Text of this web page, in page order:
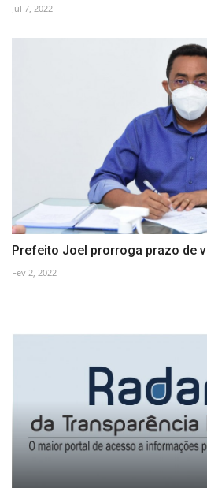
Jul 7, 2022
Prefeito Joel prorroga prazo de
Fev 2, 2022